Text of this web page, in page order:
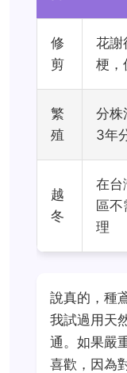
修
剪
花謝
梗，
繁
殖
分株
3年
越
冬
在台
區不
理
說真的，種
我試過用天
通。如果嚴
喜歡，因為